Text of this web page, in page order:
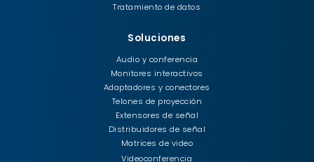
Tratamiento de datos
Soluciones
Audio y conferencia
Monitores interactivos
Adaptadores y conectores
Telones de proyección
Extensores de señal
Distribuidores de señal
Matrices de video
Videoconferencia